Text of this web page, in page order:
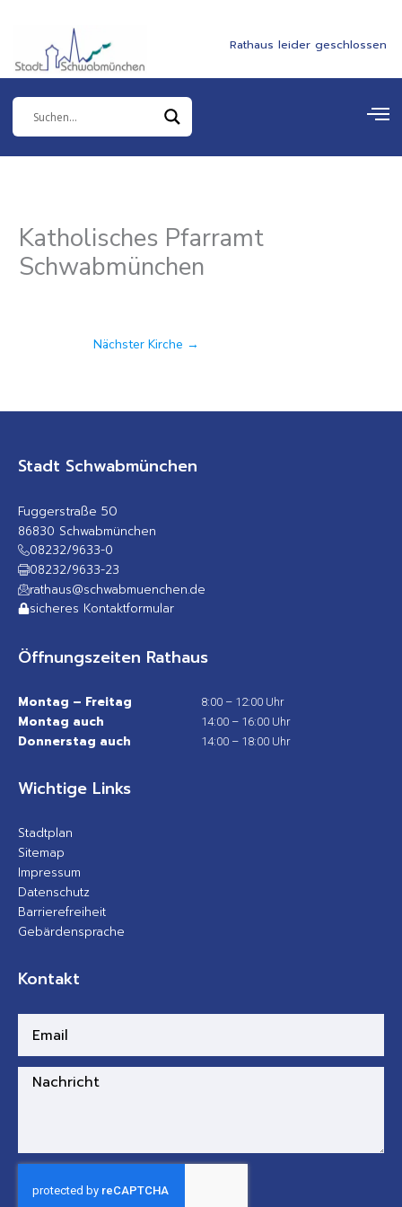
springen
Rathaus leider geschlossen
Katholisches Pfarramt
Schwabmünchen
Nächster Kirche →
Stadt Schwabmünchen
Fuggerstraße 50
86830 Schwabmünchen
08232/9633-0
08232/9633-23
rathaus@schwabmuenchen.de
sicheres Kontaktformular
Öffnungszeiten Rathaus
Montag – Freitag 8:00 – 12:00 Uhr
Montag auch 14:00 – 16:00 Uhr
Donnerstag auch 14:00 – 18:00 Uhr
Wichtige Links
Stadtplan
Sitemap
Impressum
Datenschutz
Barrierefreiheit
Gebärdensprache
Kontakt